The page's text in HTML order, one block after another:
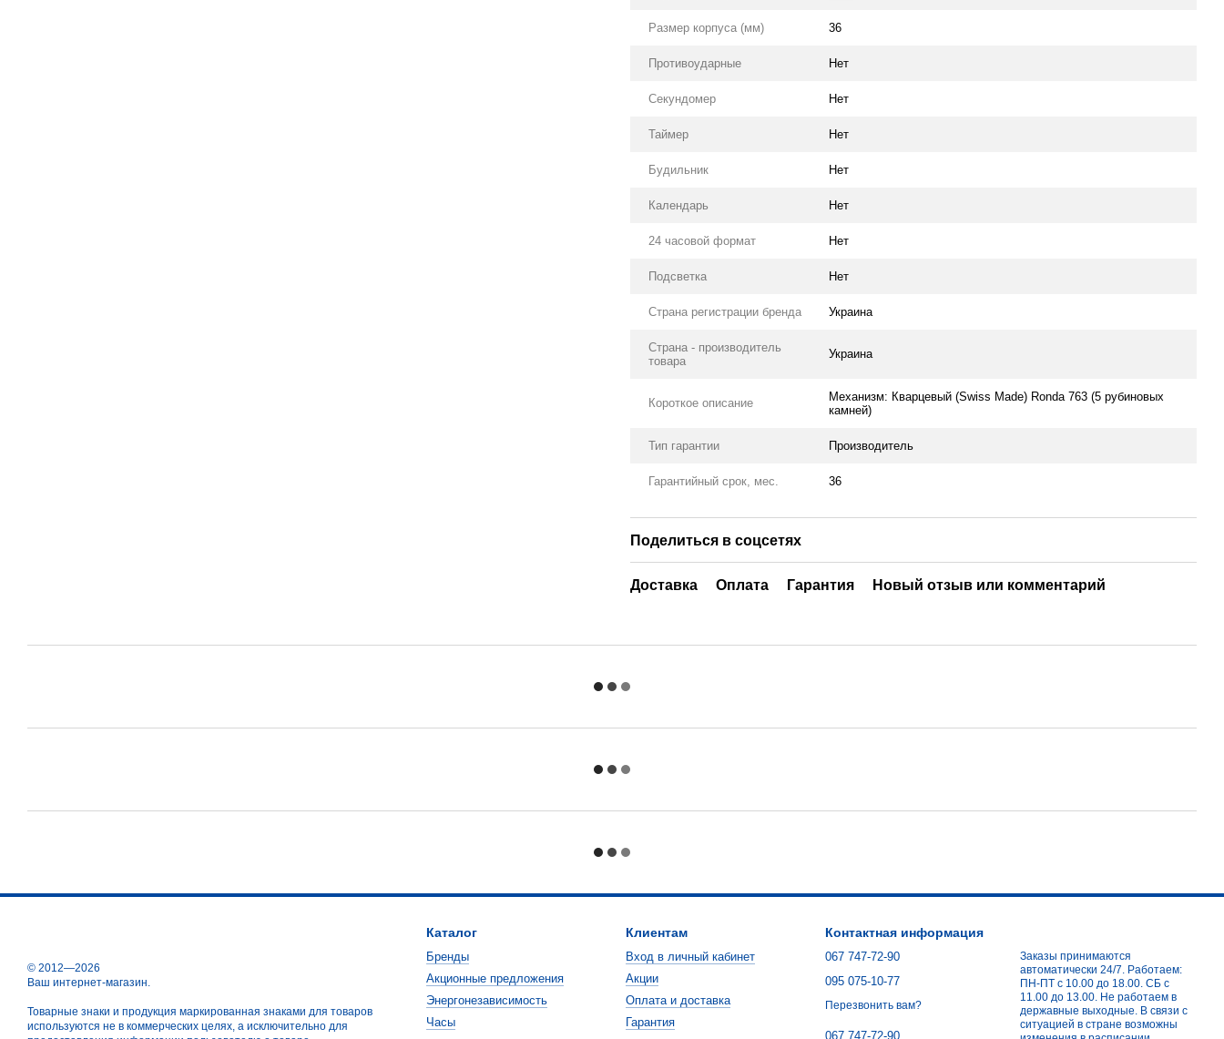
Размер корпуса (мм) 36
Противоударные Нет
Секундомер Нет
Таймер Нет
Будильник Нет
Календарь Нет
24 часовой формат Нет
Подсветка Нет
Страна регистрации бренда Украина
Страна - производитель
товара
Украина
Короткое описание
Механизм: Кварцевый (Swiss Made) Ronda 763 (5 рубиновых
камней)
Тип гарантии Производитель
Гарантийный срок, мес. 36
Поделиться в соцсетях
Доставка Оплата Гарантия Новый отзыв или комментарий
© 2012—2026
Ваш интернет-магазин.
Товарные знаки и продукция маркированная знаками для товаров
используются не в коммерческих целях, а исключительно для
Каталог
Бренды
Акционные предложения
Энергонезависимость
Часы
Клиентам
Вход в личный кабинет
Акции
Оплата и доставка
Гарантия
Контактная информация
067 747-72-90
095 075-10-77
Перезвонить вам?
067 747-72-90
Заказы принимаются
автоматически 24/7. Работаем:
ПН-ПТ с 10.00 до 18.00. СБ с
11.00 до 13.00. Не работаем в
державные выходные. В связи с
ситуацией в стране возможны